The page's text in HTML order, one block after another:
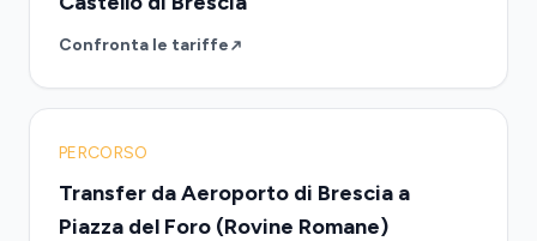
Confronta le tariffe
PERCORSO
Transfer da Aeroporto di Brescia a
Piazza del Foro (Rovine Romane)